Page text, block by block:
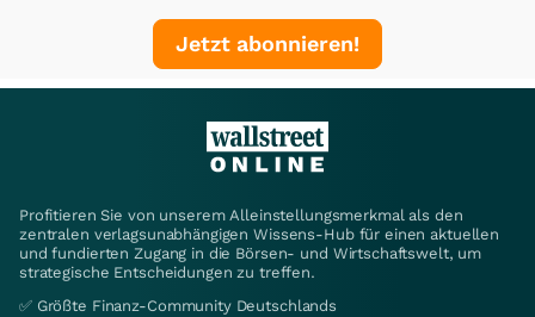
Jetzt abonnieren!
Profitieren Sie von unserem Alleinstellungsmerkmal als den
zentralen verlagsunabhängigen Wissens-Hub für einen aktuellen
und fundierten Zugang in die Börsen- und Wirtschaftswelt, um
strategische Entscheidungen zu treffen.
✅ Größte Finanz-Community Deutschlands